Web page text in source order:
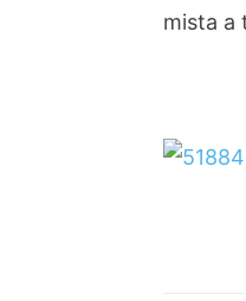
mista a